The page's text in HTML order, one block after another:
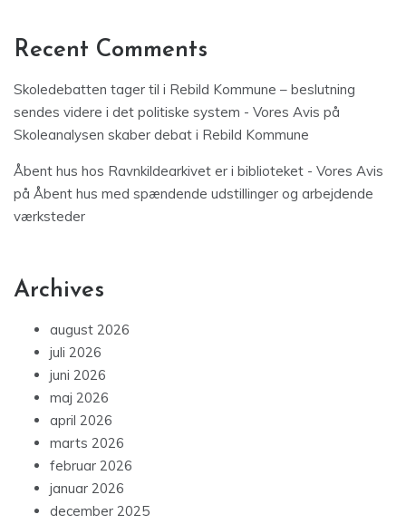
Recent Comments
Skoledebatten tager til i Rebild Kommune – beslutning
sendes videre i det politiske system - Vores Avis på
Skoleanalysen skaber debat i Rebild Kommune
Åbent hus hos Ravnkildearkivet er i biblioteket - Vores Avis
på Åbent hus med spændende udstillinger og arbejdende
værksteder
Archives
august 2026
juli 2026
juni 2026
maj 2026
april 2026
marts 2026
februar 2026
januar 2026
december 2025